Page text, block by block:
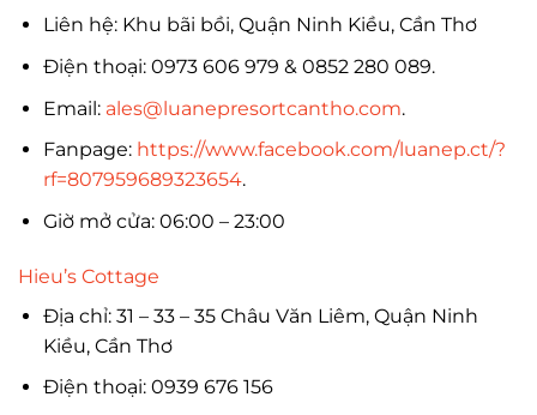
Liên hệ: Khu bãi bồi, Quận Ninh Kiều, Cần Thơ
Điện thoại: 0973 606 979 & 0852 280 089.
Email: ales@luanepresortcantho.com.
Fanpage: https://www.facebook.com/luanep.ct/?
rf=807959689323654.
Giờ mở cửa: 06:00 – 23:00
Hieu’s Cottage
Địa chỉ: 31 – 33 – 35 Châu Văn Liêm, Quận Ninh
Kiều, Cần Thơ
Điện thoại: 0939 676 156